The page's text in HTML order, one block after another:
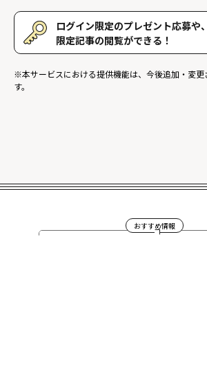
記事に対して応援や感想などのコメントができ
したコメントを読むことができます。
ログイン限定のプレゼント応募や、
限定記事の閲覧ができる！
た、ログイン限定記事を閲覧することができま
※本サービスにおける提供機能は、今後追加・変更
す。
おすすめ情報